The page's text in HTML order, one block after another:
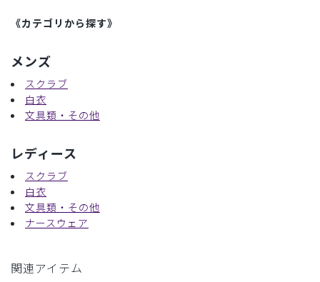
《カテゴリから探す》
メンズ
スクラブ
白衣
文具類・その他
レディース
スクラブ
白衣
文具類・その他
ナースウェア
関連アイテム